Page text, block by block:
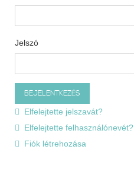
Jelszó
Elfelejtette jelszavát?
Elfelejtette felhasználónevét?
Fiók létrehozása